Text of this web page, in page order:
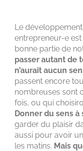
Le
entrepreneur-e
bonne partie de
passer autant de
n’aurait aucun
passent encore
nombreuses sont
fois, ou qui
Donner du sens à
garder du plaisir
aussi pour avoir
les matins. Mais